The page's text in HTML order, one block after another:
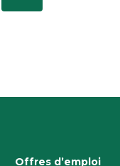
Offres d’emploi